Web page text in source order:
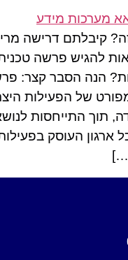
קיבלתם דרישה
להגיש פרשה
הנה הסבר קצר:
של הפעילות
תוך התייחסות
ארגון העוסק